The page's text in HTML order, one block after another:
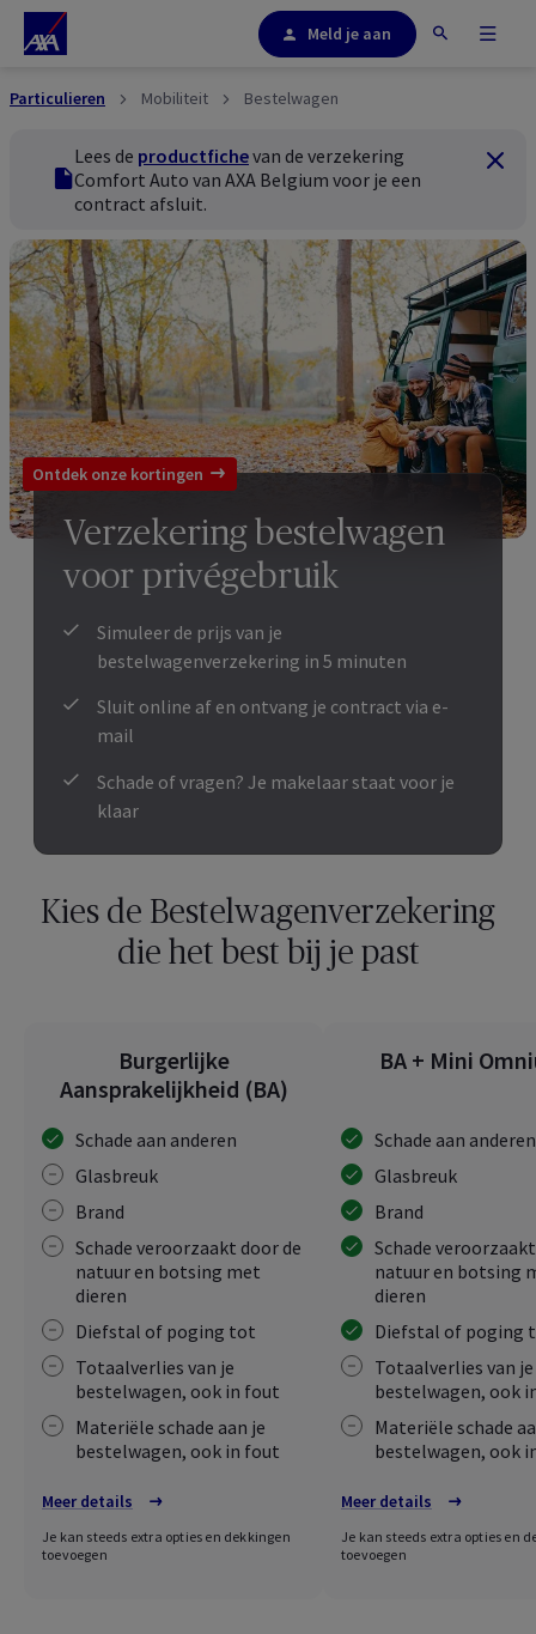
Meld je aan
Particulieren Mobiliteit Bestelwagen
productfiche
Lees de productfichevan de verzekering
Comfort Auto van AXA Belgium voor je een
contract afsluit.
Sluiten
Ontdek onze kortingen
Verzekering bestelwagen
voor privégebruik
Simuleer de prijs van je
bestelwagenverzekering in 5 minuten
Sluit online af en ontvang je contract via e-
mail
Schade of vragen? Je makelaar staat voor je
klaar
Kies de Bestelwagenverzekering
die het best bij je past
Burgerlijke
Aansprakelijkheid (BA)
Schade aan anderen
Glasbreuk
Brand
Schade veroorzaakt door de
natuur en botsing met
dieren
Diefstal of poging tot
Totaalverlies van je
bestelwagen, ook in fout
Materiële schade aan je
bestelwagen, ook in fout
Meer details
Je kan steeds extra opties en dekkingen
toevoegen
BA + Mini
Schade aan anderen
Glasbreuk
Brand
Schade
natuur en botsing
dieren
Diefstal of poging
Totaalverlies van je
bestelwagen, ook
Materiële schade
bestelwagen, ook
Meer details
Je kan steeds extra opties en
toevoegen